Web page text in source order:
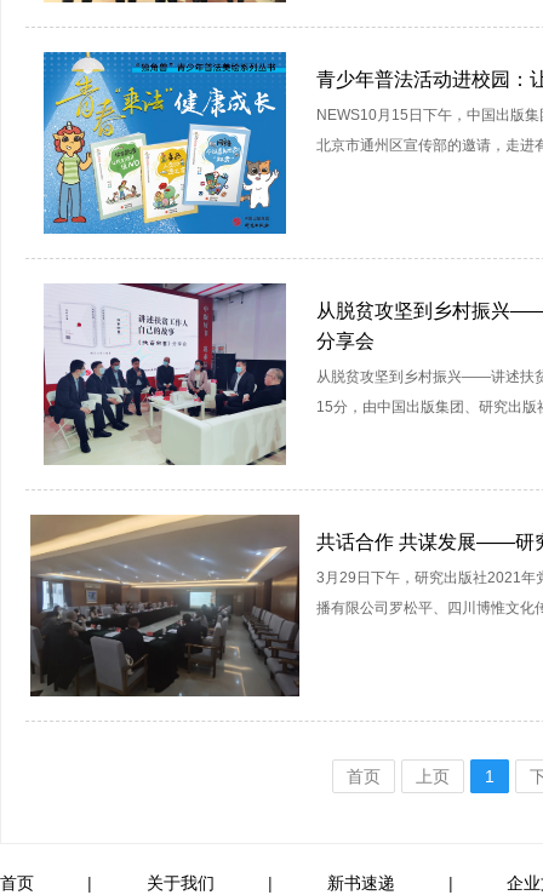
青少年普法活动进校园：
NEWS10月15日下午，中国出版
北京市通州区宣传部的邀请，走进
从脱贫攻坚到乡村振兴
分享会
从脱贫攻坚到乡村振兴——讲述扶
15分，由中国出版集团、研究出版
共话合作 共谋发展——研
3月29日下午，研究出版社2021年
播有限公司罗松平、四川博惟文化
首页 上页 1
首页 | 关于我们 | 新书速递 | 企